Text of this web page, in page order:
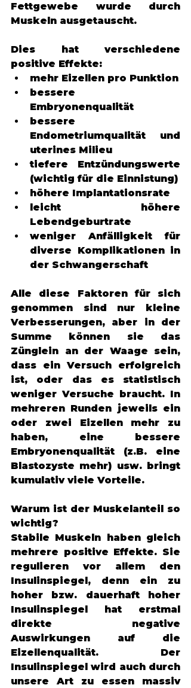
Fettgewebe wurde durch
Muskeln ausgetauscht.
Dies hat verschiedene
positive Effekte:
bessere
Embryonenqualität
bessere
Endometriumqualität und
uterines Milieu
tiefere Entzündungswerte
(wichtig für die Einnistung)
höhere Implantationsrate
leicht höhere
Lebendgeburtrate
weniger Anfälligkeit für
diverse Komplikationen in
der Schwangerschaft
Alle diese Faktoren für sich
genommen sind nur kleine
Verbesserungen, aber in der
Summe können sie das
Zünglein an der Waage sein,
dass ein Versuch erfolgreich
ist, oder das es statistisch
weniger Versuche braucht. In
mehreren Runden jeweils ein
oder zwei Eizellen mehr zu
haben, eine bessere
Embryonenqualität (z.B. eine
Blastozyste mehr) usw. bringt
kumulativ viele Vorteile.
Warum ist der Muskelanteil so
wichtig?
Stabile Muskeln haben gleich
mehrere positive Effekte. Sie
regulieren vor allem den
Insulinspiegel, denn ein zu
hoher bzw. dauerhaft hoher
Insulinspiegel hat erstmal
direkte negative
Auswirkungen auf die
Eizellenqualität. Der
Insulinspiegel wird auch durch
unsere Art zu essen massiv